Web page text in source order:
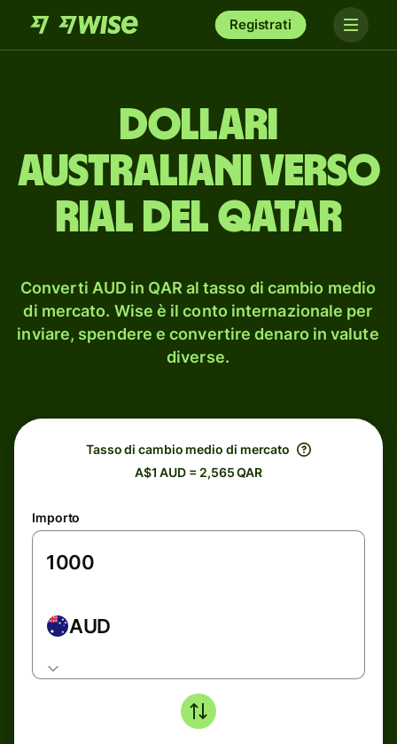
Registrati
dollari
australiani verso
rial del Qatar
Converti AUD in QAR al tasso di cambio medio
di mercato. Wise è il conto internazionale per
inviare, spendere e convertire denaro in valute
diverse.
Tasso di cambio medio di mercato
A$1 AUD = 2,565 QAR
Importo
AUD